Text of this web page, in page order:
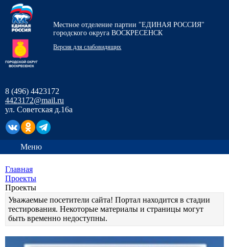
Местное отделение партии "ЕДИНАЯ РОССИЯ"
городского округа ВОСКРЕСЕНСК
Версия для слабовидящих
8 (496) 4423172
4423172@mail.ru
ул. Советская д.16а
Меню
Главная
Проекты
Проекты
Уважаемые посетители сайта! Портал находится в стадии
тестирования. Некоторые материалы и страницы могут
быть временно недоступны.